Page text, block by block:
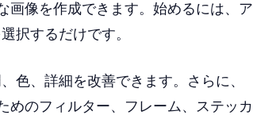
画像を作成できます。始めるには、ア
択するだけです。
色、詳細を改善できます。さらに、
めのフィルター、フレーム、ステッカ